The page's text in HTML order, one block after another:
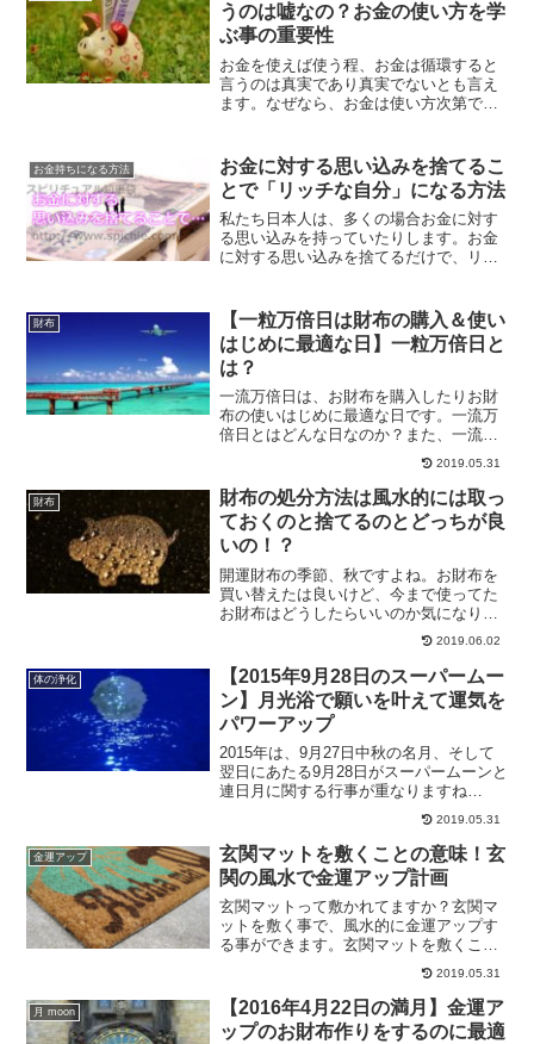
うのは嘘なの？お金の使い方を学
ぶ事の重要性
お金を使えば使う程、お金は循環すると
言うのは真実であり真実でないとも言え
ます。なぜなら、お金は使い方次第でい
からです。豊かになれるお金の使い方と
は？
お金持ちになる方法
お金に対する思い込みを捨てるこ
とで「リッチな自分」になる方法
私たち日本人は、多くの場合お金に対す
る思い込みを持っていたりします。お金
に対する思い込みを捨てるだけで、リッ
かについて解説します。
財布
【一粒万倍日は財布の購入＆使い
はじめに最適な日】一粒万倍日と
は？
一流万倍日は、お財布を購入したりお財
布の使いはじめに最適な日です。一流万
倍日とはどんな日なのか？また、一流万
倍日の意味、そして一流万倍日にすると
2019.05.31
財布
財布の処分方法は風水的には取っ
ておくのと捨てるのとどっちが良
いの！？
開運財布の季節、秋ですよね。お財布を
買い替えたは良いけど、今まで使ってた
お財布はどうしたらいいのか気になりま
せんか？お財布の処分方法について、取
っておくのと捨てるのとどっちがいいの
かなどについてもご紹介していきます。
風水的に見たお財布の捨て方は？
2019.06.02
体の浄化
【2015年9月28日のスーパームー
ン】月光浴で願いを叶えて運気を
パワーアップ
2015年は、9月27日中秋の名月、そして
翌日にあたる9月28日がスーパームーンと
連日月に関する行事が重なりますね
(^^ 満月は、ただでさえ月のパワーが最
大になる日ですが、スーパームーンにな
ると、さらに月のパワーが強くなるんで
す。スーパー...
2019.05.31
金運アップ
玄関マットを敷くことの意味！玄
関の風水で金運アップ計画
玄関マットって敷かれてますか？玄関マ
ットを敷く事で、風水的に金運アップす
る事ができます。玄関マットを敷くこと
の意味について、そして玄関マットはど
んなものを敷くと良いのかについて解説
していきます。
2019.05.31
月 moon
【2016年4月22日の満月】金運ア
ップのお財布作りをするのに最適